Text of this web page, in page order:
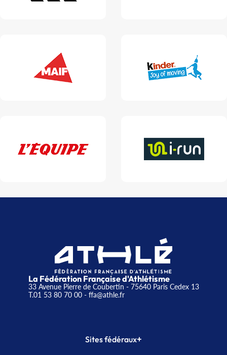
La Fédération Française d'Athlétisme
33 Avenue Pierre de Coubertin - 75640 Paris Cedex 13
T.01 53 80 70 00- ffa@athle.fr
Sites fédéraux+